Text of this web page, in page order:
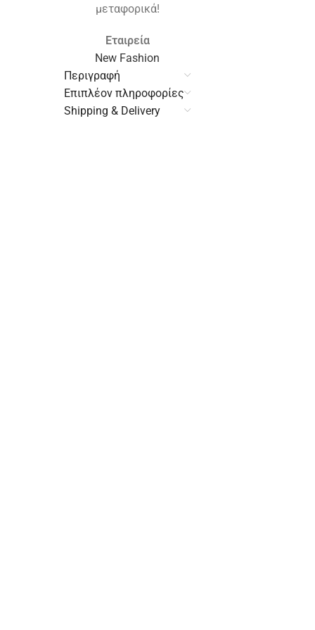
μεταφορικά!
Εταιρεία
New Fashion
Περιγραφή
Επιπλέον πληροφορίες
Shipping & Delivery